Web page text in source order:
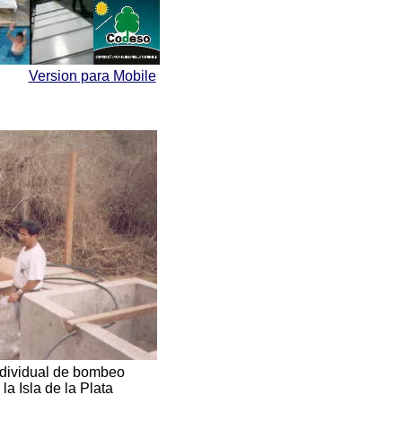
de bombeo
Isla de la Plata
Version para Mobile